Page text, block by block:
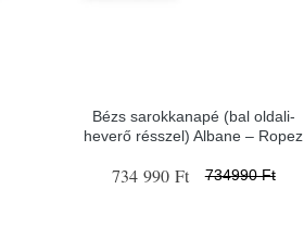
Bézs sarokkanapé (bal oldali-
heverő résszel) Albane – Ropez
734 990 Ft 734990 Ft